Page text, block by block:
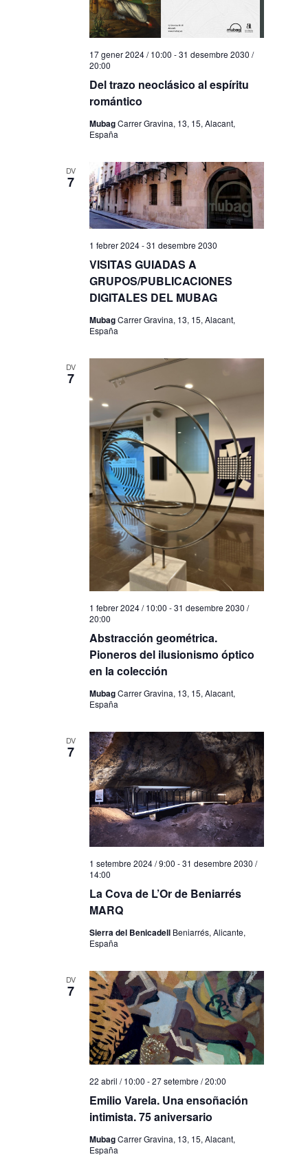
Del trazo neoclásico al espíritu
romántico
17 gener 2024 / 10:00 -31 desembre 2030 /
20:00
MubagCarrer Gravina, 13, 15, Alacant,
España
DV
7
VISITAS GUIADAS A
GRUPOS/PUBLICACIONES
DIGITALES DEL MUBAG
1 febrer 2024-31 desembre 2030
MubagCarrer Gravina, 13, 15, Alacant,
España
DV
7
Abstracción geométrica.
Pioneros del ilusionismo óptico
en la colección
1 febrer 2024 / 10:00 -31 desembre 2030 /
20:00
MubagCarrer Gravina, 13, 15, Alacant,
España
DV
7
La Cova de L’Or de Beniarrés
MARQ
1 setembre 2024 / 9:00 -31 desembre 2030 /
14:00
Sierra del Benicadell Beniarrés, Alicante,
España
DV
7
Emilio Varela. Una ensoñación
intimista. 75 aniversario
22 abril / 10:00 -27 setembre / 20:00
MubagCarrer Gravina, 13, 15, Alacant,
España